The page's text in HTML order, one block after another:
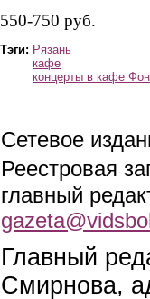
550-750 руб.
Тэги: Рязань
кафе
концерты в кафе
Сетевое
Реестровая
главный
Главный
Смирнова,